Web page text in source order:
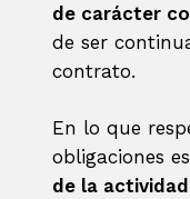
de carácter
de ser
contrato.
En lo que
obligaciones
de la